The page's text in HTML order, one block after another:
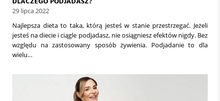
29 lipca 2022
Najlepsza dieta to taka, którą jesteś w stanie przestrzegać. Jeżeli
jesteś na diecie i ciągle podjadasz, nie osiągniesz efektów nigdy. Bez
względu na zastosowany sposób żywienia. Podjadanie to dla
wielu…